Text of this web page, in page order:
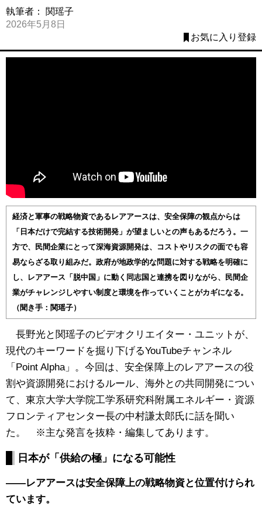
執筆者： 関瑶子
2026年5月8日
お気に入り登録
経済と軍事の戦略物資であるレアアースは、安全保障の観点からは
「日本だけで完結する技術開発」が望ましいとの声もあるだろう。一
方で、民間企業にとって深海資源開発は、コストやリスクの面でも容
易ならざる取り組みだ。政府が地政学的な問題に対する戦略を明確に
し、レアアース「脱中国」に動く同志国と連携を図りながら、民間企
業がチャレンジしやすい制度と環境を作っていくことがカギになる。
（聞き手：関瑶子）
長野光と関瑶子のビデオクリエイター・ユニットが、
現代のキーワードを掘り下げるYouTubeチャンネル
「Point Alpha」。今回は、安全保障上のレアアースの役
割や資源開発におけるルール、海外との共同開発につい
て、東京大学大学院工学系研究科附属エネルギー・資源
フロンティアセンター長の中村謙太郎氏に話を聞い
た。 ※主な発言を抜粋・編集してあります。
日本が「供給の極」になる可能性
——レアアースは安全保障上の戦略物資と位置付けられ
ています。